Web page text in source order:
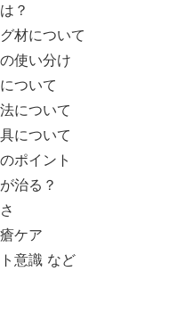
？
材について
使い分け
ついて
について
について
ポイント
治る？
ケア
意識 など